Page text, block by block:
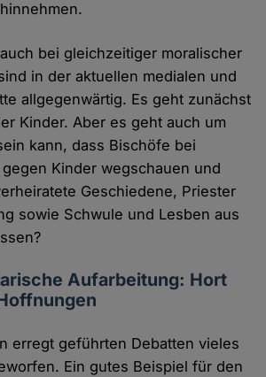
bei gleichzeitiger moralischer
in der aktuellen medialen und
allgegenwärtig. Es geht zunächst
Kinder. Aber es geht auch um
kann, dass Bischöfe bei
Kinder wegschauen und
Geschiedene, Priester
sowie Schwule und Lesben aus
Aufarbeitung: Hort
erregt geführten Debatten vieles
Ein gutes Beispiel für den